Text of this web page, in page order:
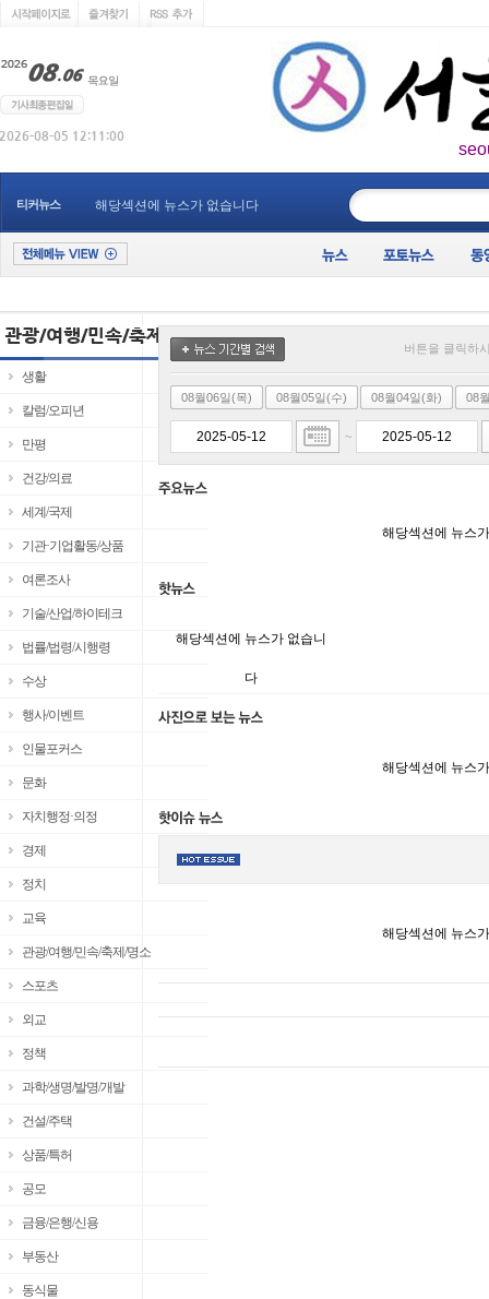
티커뉴스 해당섹션에 뉴스가 없습니다
생활
칼럼/오피년
만평
건강/의료
세계/국제
기관·기업활동/상품
여론조사
기술/산업/하이테크
법률/법령/시행령
수상
행사/이벤트
인물포커스
문화
자치행정·의정
경제
정치
교육
관광/여행/민속/축제/명소
스포츠
외교
정책
과학/생명/발명/개발
건설/주택
상품/특허
공모
금융/은행/신용
부동산
동식물
버튼을 클릭하
08월06일(목) 08월05일(수) 08월04일(화) 08
~
해당섹션에 뉴스
해당섹션에 뉴스가 없습니
다
해당섹션에 뉴스
해당섹션에 뉴스